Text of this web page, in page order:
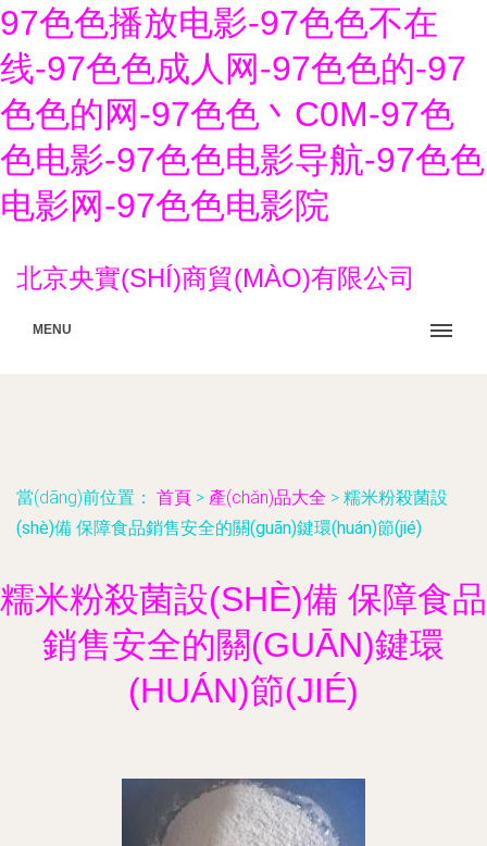
97色色播放电影-97色色不在
线-97色色成人网-97色色的-97
色色的网-97色色丶C0M-97色
色电影-97色色电影导航-97色色
电影网-97色色电影院
北京央實(SHÍ)商貿(MÀO)有限公司
MENU
當(dāng)前位置： 首頁 > 產(chǎn)品大全 > 糯米粉殺菌設
(shè)備 保障食品銷售安全的關(guān)鍵環(huán)節(jié)
糯米粉殺菌設(SHÈ)備 保障食品
銷售安全的關(GUĀN)鍵環
(HUÁN)節(JIÉ)